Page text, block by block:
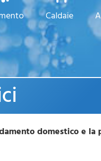
Caldaie
domestico e la